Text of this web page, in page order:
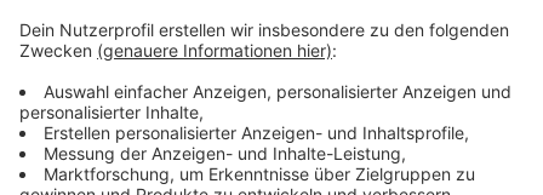
Anzeige
Außerdem wolle man in Zukunft enger mit dem